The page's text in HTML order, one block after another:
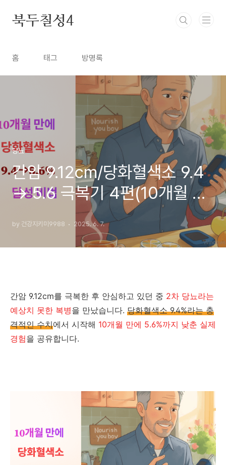
북두칠성4
홈 태그 방명록
당뇨
간암 9.12cm/당화혈색소 9.4
→ 5.6 극복기 4편(10개월 만
에 당화혈색소 5.6% 달성 비
법)
by 건강지키미9988 2025. 6. 7.
간암 9.12cm를 극복한 후 안심하고 있던 중 2차 당뇨라는
예상치 못한 복병을 만났습니다. 당화혈색소 9.4%라는 충
격적인 수치에서 시작해 10개월 만에 5.6%까지 낮춘 실제
경험을 공유합니다.